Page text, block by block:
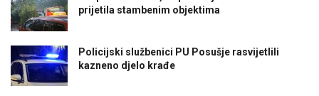
prijetila stambenim objektima
Policijski službenici PU Posušje rasvijetlili
kazneno djelo krađe